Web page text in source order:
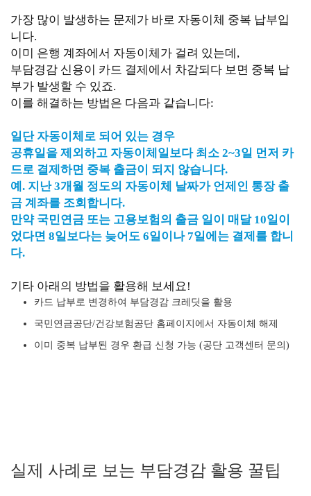
가장 많이 발생하는 문제가 바로 자동이체 중복 납부입
니다.
이미 은행 계좌에서 자동이체가 걸려 있는데,
부담경감 신용이 카드 결제에서 차감되다 보면 중복 납
부가 발생할 수 있죠.
이를 해결하는 방법은 다음과 같습니다:
일단 자동이체로 되어 있는 경우
공휴일을 제외하고 자동이체일보다 최소 2~3일 먼저 카
드로 결제하면 중복 출금이 되지 않습니다.
예. 지난 3개월 정도의 자동이체 날짜가 언제인 통장 출
금 계좌를 조회합니다.
만약 국민연금 또는 고용보험의 출금 일이 매달 10일이
었다면 8일보다는 늦어도 6일이나 7일에는 결제를 합니
다.
기타 아래의 방법을 활용해 보세요!
카드 납부로 변경하여 부담경감 크레딧을 활용
국민연금공단/건강보험공단 홈페이지에서 자동이체 해제
이미 중복 납부된 경우 환급 신청 가능 (공단 고객센터 문의)
실제 사례로 보는 부담경감 활용 꿀팁